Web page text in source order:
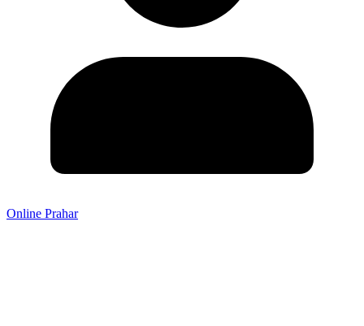
Online Prahar